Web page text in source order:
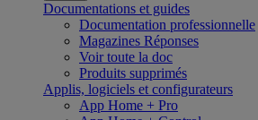
Documentations et guides
Documentation professionnelle
Magazines Réponses
Voir toute la doc
Produits supprimés
Applis, logiciels et configurateurs
App Home + Pro